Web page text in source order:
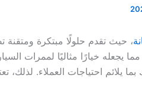
، حيث تقدم حلولًا مبتكرة ومتقنة
يجعله خيارًا مثاليًا لممرات
احتياجات العملاء. لذلك،